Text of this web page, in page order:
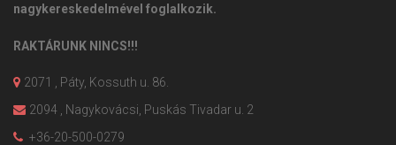
nagykereskedelmével foglalkozik.
RAKTÁRUNK NINCS!!!
2071 , Páty, Kossuth u. 86.
2094 , Nagykovácsi, Puskás Tivadar u. 2
+36-20-500-0279